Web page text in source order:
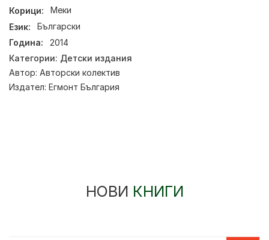
Корици:
Меки
Език:
Български
Година:
2014
Категории: Детски издания
Автор: Авторски колектив
Издател: Егмонт България
НОВИ КНИГИ